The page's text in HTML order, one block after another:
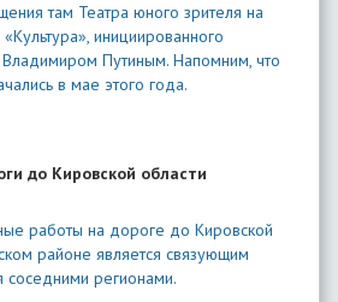
там Театра юного зрителя на
инициированного
Путиным. Напомним, что
в мае этого года.
до Кировской области
работы на дороге до Кировской
районе является связующим
регионами.